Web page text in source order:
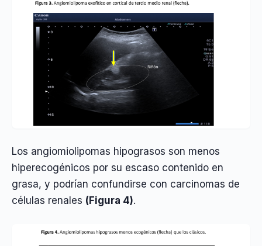
Los angiomiolipomas hipograsos son menos
hiperecogénicos por su escaso contenido en
grasa, y podrían confundirse con carcinomas de
células renales (Figura 4).